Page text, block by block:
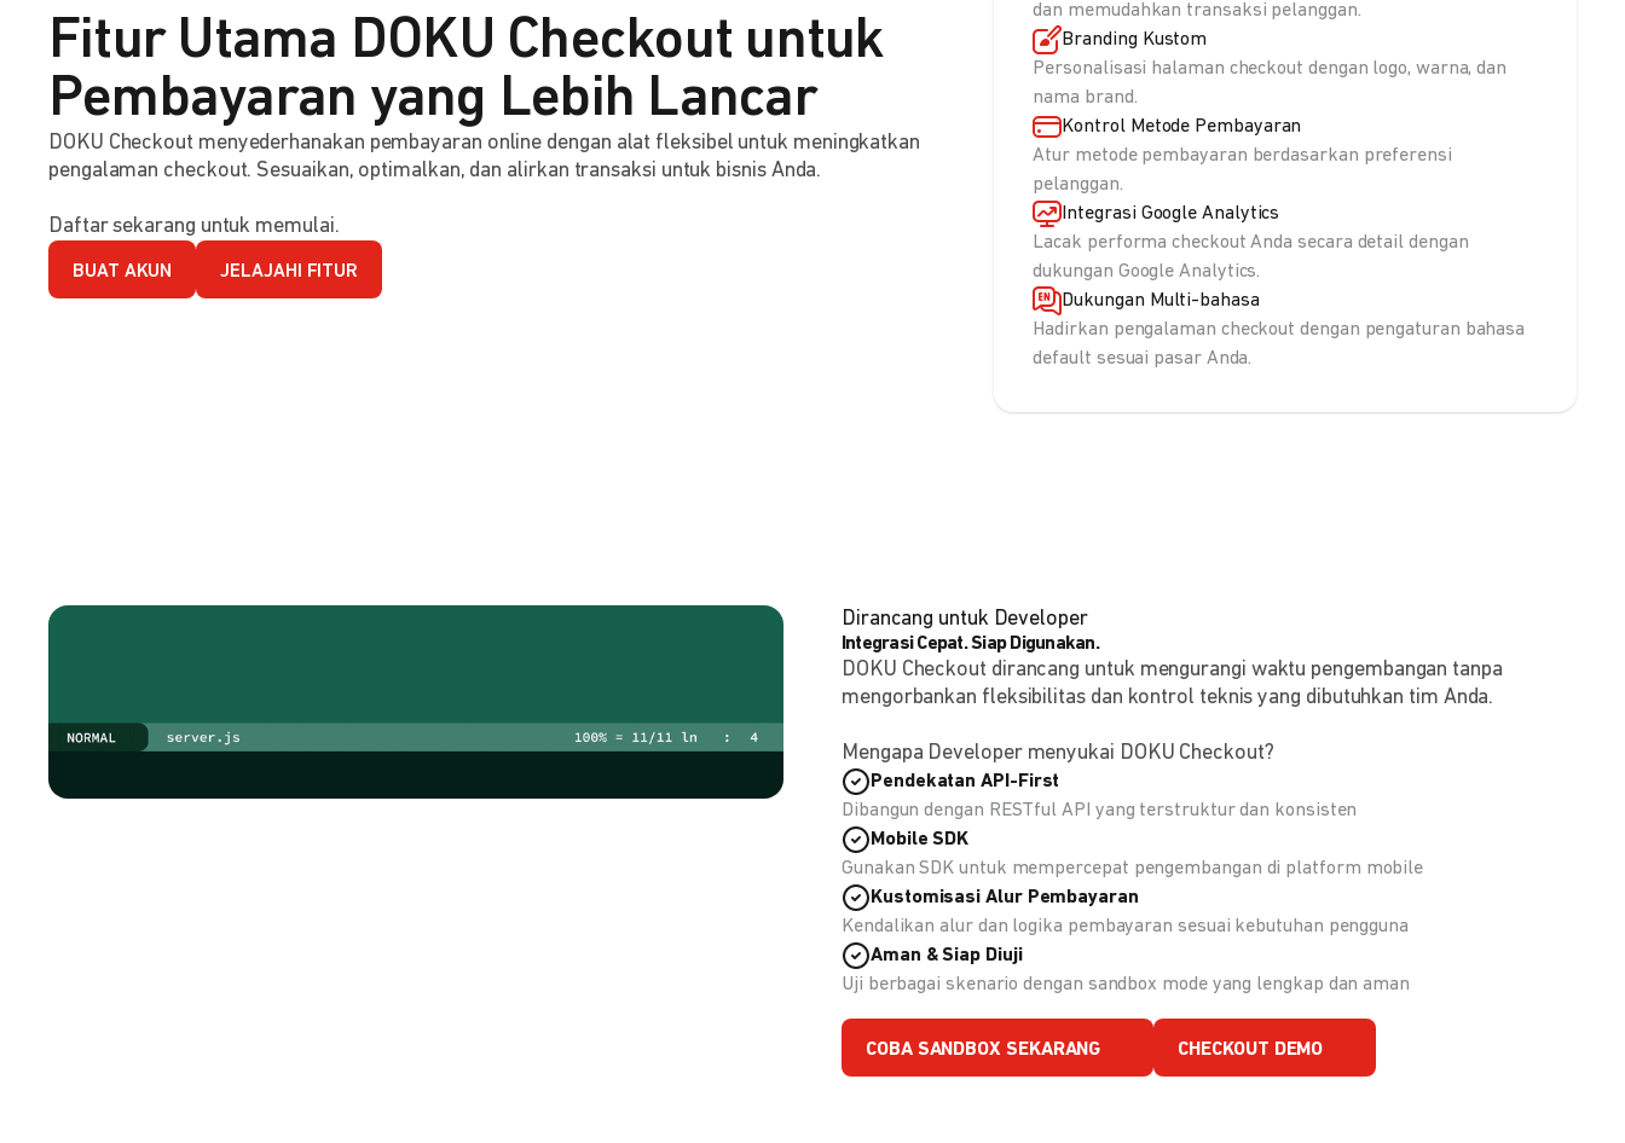
Fitur Utama DOKU Checkout untuk
Pembayaran yang Lebih Lancar
DOKU Checkout menyederhanakan pembayaran online dengan alat fleksibel untuk meningkatkan
pengalaman checkout. Sesuaikan, optimalkan, dan alirkan transaksi untuk bisnis Anda.
Daftar sekarang untuk memulai.
BUAT AKUN JELAJAHI FITUR
dan memudahkan transaksi pelanggan.
Branding Kustom
Personalisasi halaman checkout dengan logo, warna, dan
nama brand.
Kontrol Metode Pembayaran
Atur metode pembayaran berdasarkan preferensi
pelanggan.
Integrasi Google Analytics
Lacak performa checkout Anda secara detail dengan
dukungan Google Analytics.
Dukungan Multi-bahasa
Hadirkan pengalaman checkout dengan pengaturan bahasa
default sesuai pasar Anda.
Dirancang untuk Developer
Integrasi Cepat. Siap Digunakan.
DOKU Checkout dirancang untuk mengurangi waktu pengembangan tanpa
mengorbankan fleksibilitas dan kontrol teknis yang dibutuhkan tim Anda.
Mengapa Developer menyukai DOKU Checkout?
Pendekatan API-First
Dibangun dengan RESTful API yang terstruktur dan konsisten
Mobile SDK
Gunakan SDK untuk mempercepat pengembangan di platform mobile
Kustomisasi Alur Pembayaran
Kendalikan alur dan logika pembayaran sesuai kebutuhan pengguna
Aman & Siap Diuji
Uji berbagai skenario dengan sandbox mode yang lengkap dan aman
COBA SANDBOX SEKARANG CHECKOUT DEMO